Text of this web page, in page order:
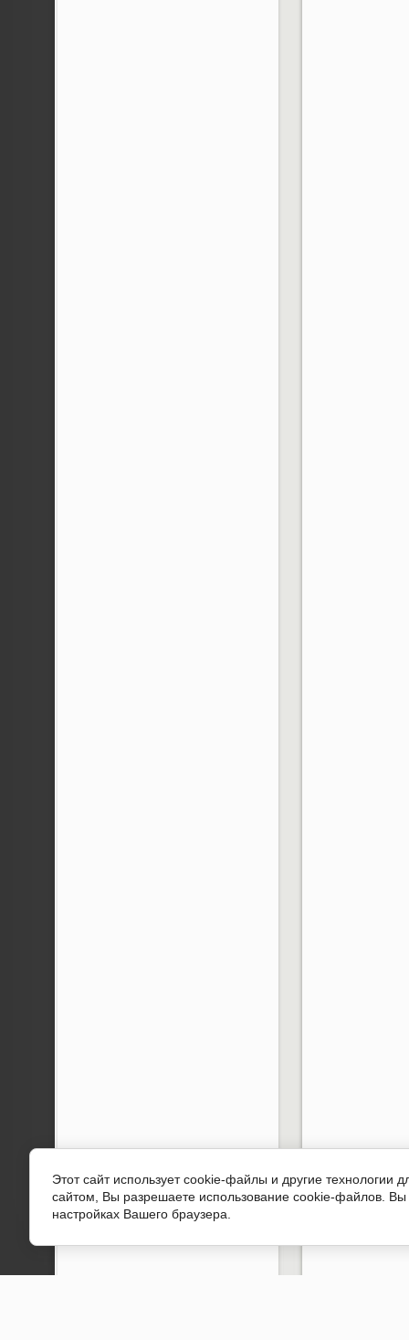
Этот сайт использует cookie-файлы и другие технологии
сайтом, Вы разрешаете использование cookie-файлов.
настройках Вашего браузера.